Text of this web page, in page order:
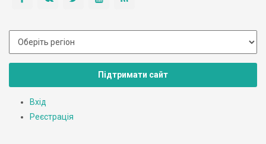
Підтримати сайт
Вхід
Реєстрація